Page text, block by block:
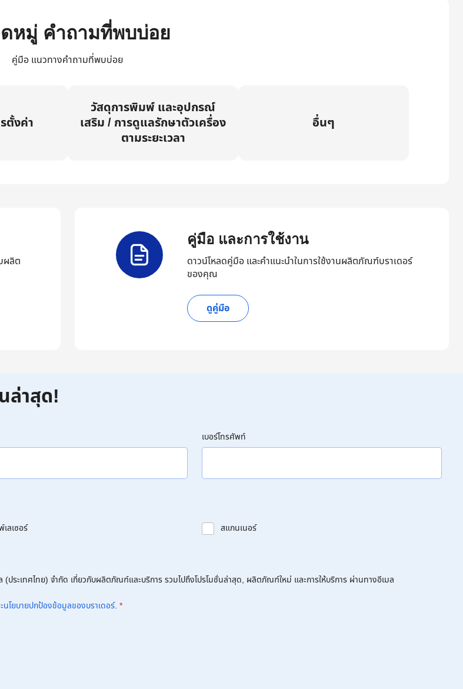
หมู่ คำถามที่พบบ่อย
คู่มือ แนวทางคำถามที่พบบ่อย
ตั้งค่า
วัสดุการพิมพ์ และอุปกรณ์
เสริม / การดูแลรักษาตัวเครื่อง
ตามระยะเวลา
อื่นๆ
ผลิต
คู่มือ และการใช้งาน
ดาวน์โหลดคู่มือ และคำแนะนำในการใช้งานผลิตภัณฑ์บราเดอร์
ของคุณ
ดูคู่มือ
ล่าสุด!
เบอร์โทรศัพท์
ลเซอร์ สแกนเนอร์
ระเทศไทย) จำกัด เกี่ยวกับผลิตภัณฑ์และบริการ รวมไปถึงโปรโมชั่นล่าสุด, ผลิตภัณฑ์ใหม่ และการให้บริการ ผ่านทางอีเมล
นโยบายปกป้องข้อมูลของบราเดอร์. *